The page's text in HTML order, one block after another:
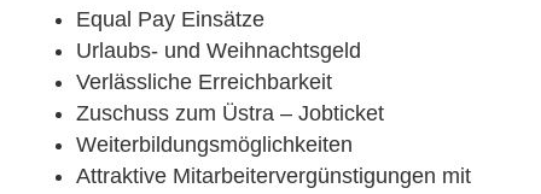
Equal Pay Einsätze
Urlaubs- und Weihnachtsgeld
Verlässliche Erreichbarkeit
Zuschuss zum Üstra – Jobticket
Weiterbildungsmöglichkeiten
Attraktive Mitarbeitervergünstigungen mit